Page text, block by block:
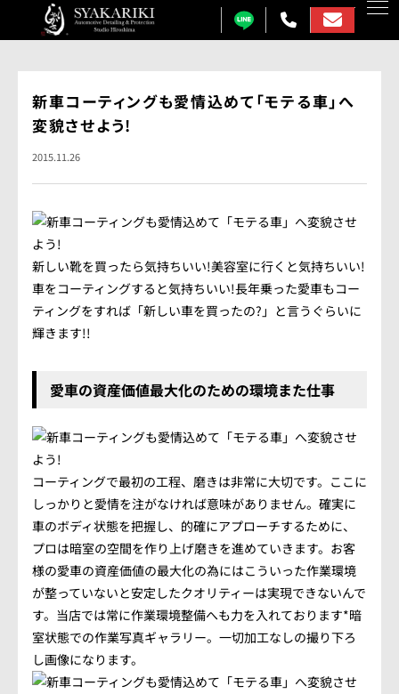
プロテクションフィルム
カーフィルム
ガラス研磨
しゃかりきについて
施工事例
会社概要
アクセス情報
お気軽にお問い合わせください。
TEL.082-225-7355
LINEでお問い合わせ
営業時間：10:00~18:00（日・祝10:00~17:00）
定休日：第3日曜/水曜定休
新車コーティングも愛情込めて「モテる車」へ
変貌させよう!
2015.11.26
新しい靴を買ったら気持ちいい!美容室に行くと気持ちいい!
車をコーティングすると気持ちいい!長年乗った愛車もコー
ティングをすれば「新しい車を買ったの?」と言うぐらいに
輝きます!!
愛車の資産価値最大化のための環境また仕事
コーティングで最初の工程、磨きは非常に大切です。ここに
しっかりと愛情を注がなければ意味がありません。確実に
車のボディ状態を把握し、的確にアプローチするために、
プロは暗室の空間を作り上げ磨きを進めていきます。お客
様の愛車の資産価値の最大化の為にはこういった作業環境
が整っていないと安定したクオリティーは実現できないんで
す。当店では常に作業環境整備へも力を入れております*暗
室状態での作業写真ギャラリー。一切加工なしの撮り下ろ
し画像になります。